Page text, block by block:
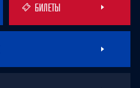
БИЛЕТЫ